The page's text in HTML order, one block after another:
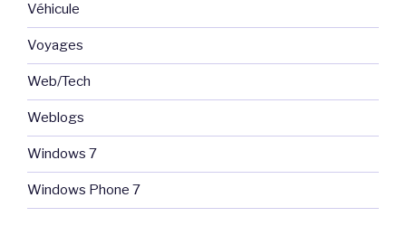
Véhicule
Voyages
Web/Tech
Weblogs
Windows 7
Windows Phone 7